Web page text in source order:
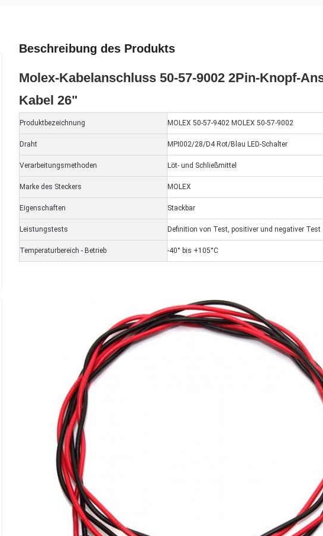
Beschreibung des Produkts
Molex-Kabelanschluss 50-57-9002 2Pin-Knopf-
Kabel 26"
Produktbezeichnung MOLEX 50-57-9402 MOLEX 50-57-9002
Draht MPI002/28/D4 Rot/Blau LED-Schalter
Verarbeitungsmethoden Löt- und Schließmittel
Marke des Steckers MOLEX
Eigenschaften Stackbar
Leistungstests Definition von Test, positiver und negativer Test
Temperaturbereich - Betrieb -40° bis +105°C